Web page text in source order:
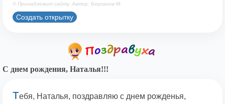
© Принадлежит сайту. Автор: Берсанов М.
Создать открытку
С днем рождения, Наталья!!!
Тебя, Наталья, поздравляю с днем рожденья,